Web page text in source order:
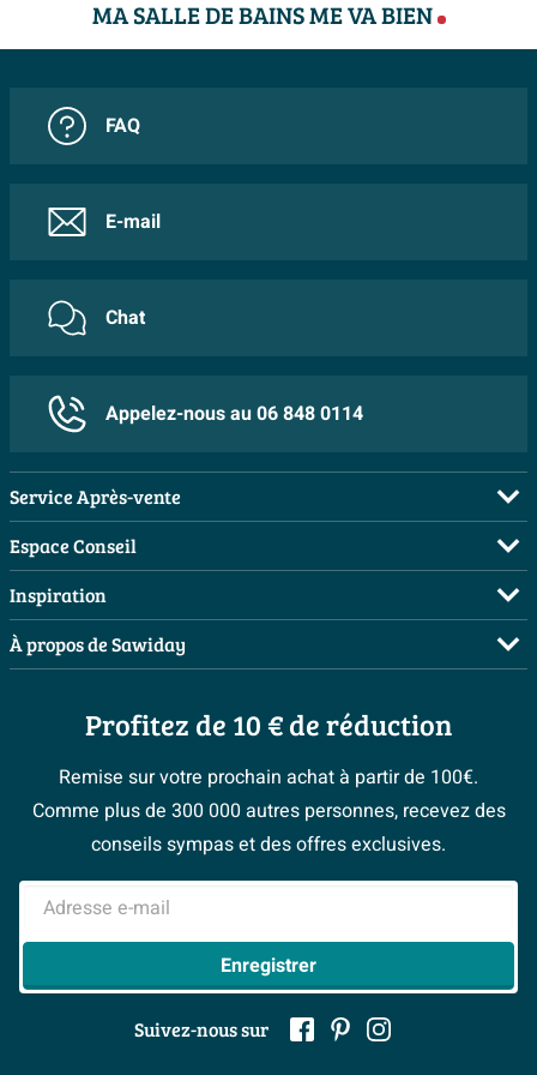
MA SALLE DE BAINS ME VA BIEN
FAQ
E-mail
Chat
Appelez-nous au 06 848 0114
Service Après-vente
FAQ
Commander
Payer
Livraison / retrait
Garantie & réclamations
Politique d’avis
> Service client
Espace Conseil
Visite sur rendez-vous
Demandez votre devis
Planificateur 3D
Les bons tuyaux
Espace bricolage
> Espace Conseil
Inspiration
Salles de bains complètes
Inspiration toilettes
Moodboards
Magazine
#Mysawiday
> Inspiration salle de bains
À propos de Sawiday
Qui est Sawiday ?
Postes vacants
Espace Pro
BeCommerce
> Tout sur nos showrooms
Profitez de 10 € de réduction
Remise sur votre prochain achat à partir de 100€.
Comme plus de 300 000 autres personnes, recevez des
conseils sympas et des offres exclusives.
Adresse e-mail
Enregistrer
Suivez-nous sur